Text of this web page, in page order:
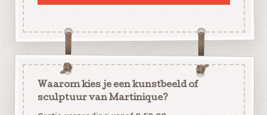
Waarom kies je een kunstbeeld of
sculptuur van Martinique?